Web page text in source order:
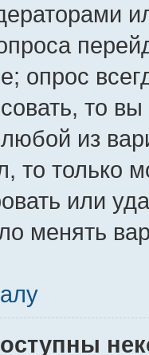
опрос
то
из
то только
или
менять